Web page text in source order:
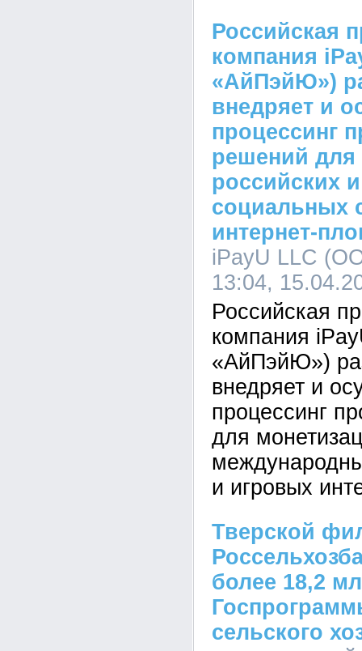
Российская
компания
«АйПэйЮ»)
внедряет и
процессинг
решений для
российских
социальных
интернет-
iPayU LLC
13:04,
Российская
компания
«АйПэйЮ»)
внедряет и
процессинг
для
и игровых
Тверской
более 18,2
сельского